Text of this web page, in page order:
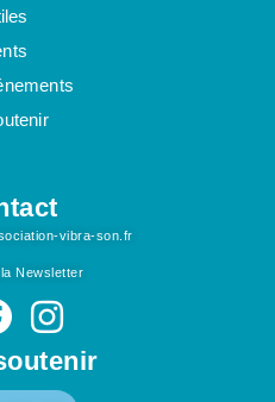
vibra-son.fr
Newsletter